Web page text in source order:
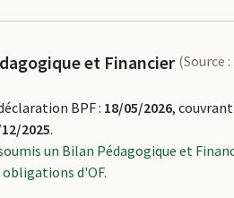
et Financier (Source
BPF : 18/05/2026,
2025.
un Bilan Pédagogique et
obligations d'OF.